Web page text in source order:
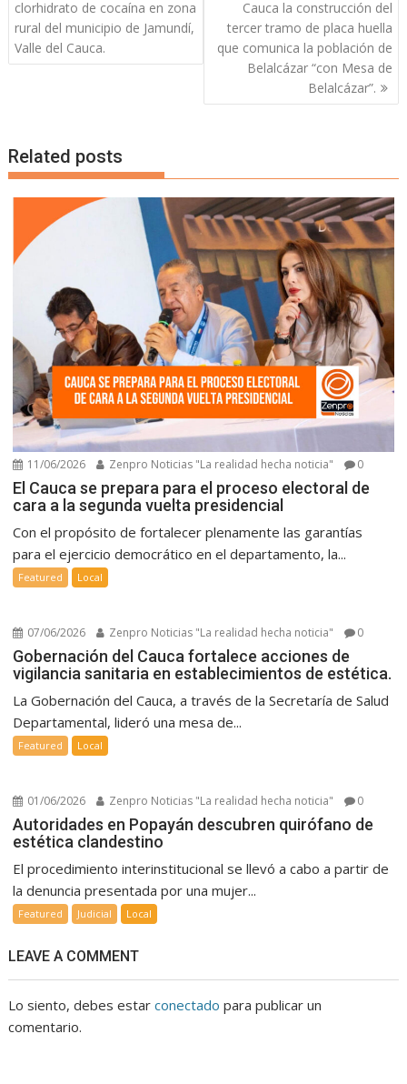
entradas
clorhidrato de cocaína en zona
rural del municipio de Jamundí,
Valle del Cauca.
Cauca la construcción del
tercer tramo de placa huella
que comunica la población de
Belalcázar “con Mesa de
Belalcázar”.
Related posts
11/06/2026 Zenpro Noticias "La realidad hecha noticia" 0
El Cauca se prepara para el proceso electoral de
cara a la segunda vuelta presidencial
Con el propósito de fortalecer plenamente las garantías
para el ejercicio democrático en el departamento, la...
Featured Local
07/06/2026 Zenpro Noticias "La realidad hecha noticia" 0
Gobernación del Cauca fortalece acciones de
vigilancia sanitaria en establecimientos de estética.
La Gobernación del Cauca, a través de la Secretaría de Salud
Departamental, lideró una mesa de...
Featured Local
01/06/2026 Zenpro Noticias "La realidad hecha noticia" 0
Autoridades en Popayán descubren quirófano de
estética clandestino
El procedimiento interinstitucional se llevó a cabo a partir de
la denuncia presentada por una mujer...
Featured Judicial Local
LEAVE A COMMENT
Lo siento, debes estarconectado para publicar un
comentario.